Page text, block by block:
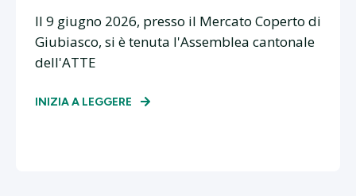
Il 9 giugno 2026, presso il Mercato Coperto di
Giubiasco, si è tenuta l'Assemblea cantonale
dell'ATTE
INIZIA A LEGGERE